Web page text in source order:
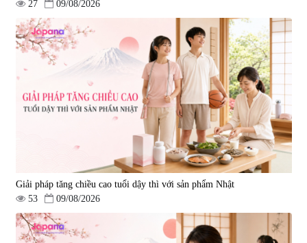
27
09/08/2026
Giải pháp tăng chiều cao tuổi dậy thì với sản phẩm Nhật
53
09/08/2026